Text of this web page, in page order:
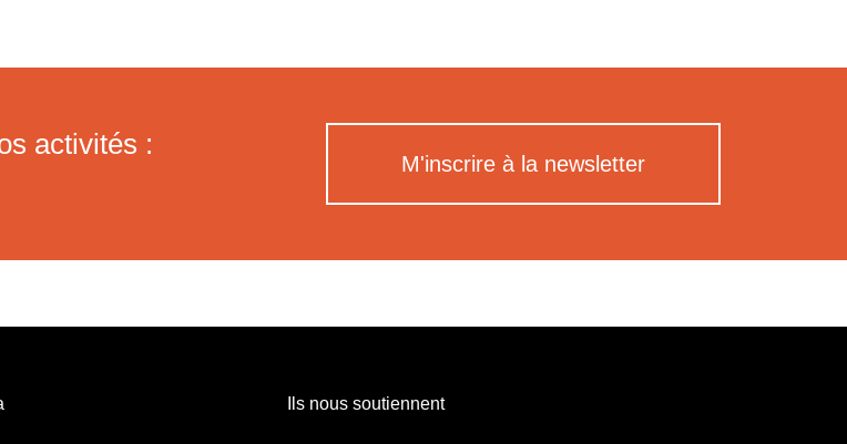
activités :
M'inscrire à la newsletter
Ils nous soutiennent